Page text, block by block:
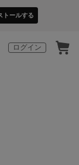
トールする
ログイン